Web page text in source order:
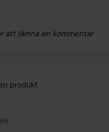
att lämna en kommentar
produkt